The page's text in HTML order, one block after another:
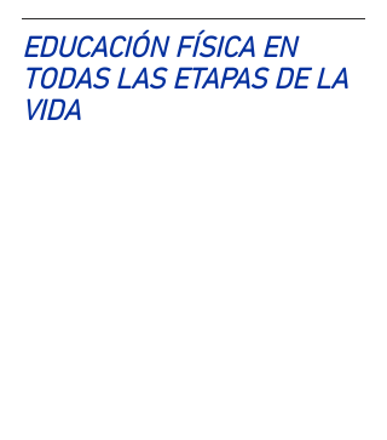
EDUCACIÓN FÍSICA EN
TODAS LAS ETAPAS DE LA
VIDA